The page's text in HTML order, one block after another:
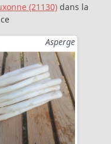
(21130) dans la
Asperge